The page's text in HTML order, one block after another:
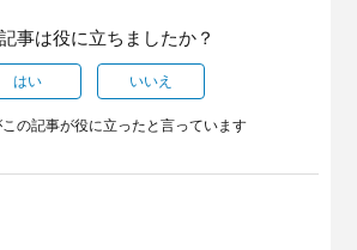
事は役に立ちましたか？
はい いいえ
の記事が役に立ったと言っています